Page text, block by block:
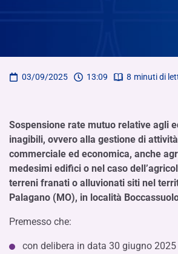
03/09/2025 13:09 8 minuti di
Sospensione rate mutuo relative agli
inagibili, ovvero alla gestione di
commerciale ed economica, anche
medesimi edifici o nel caso
terreni franati o alluvionati siti nel
Palagano (MO), in località
Premesso che:
con delibera in data 30 giugno